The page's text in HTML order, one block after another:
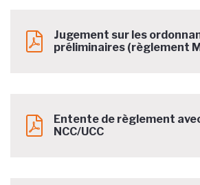
Jugement sur les
préliminaires (règlement
Entente de règlement
NCC/UCC